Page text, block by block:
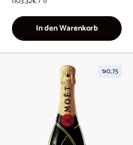
In den Warenkorb
1x0,75